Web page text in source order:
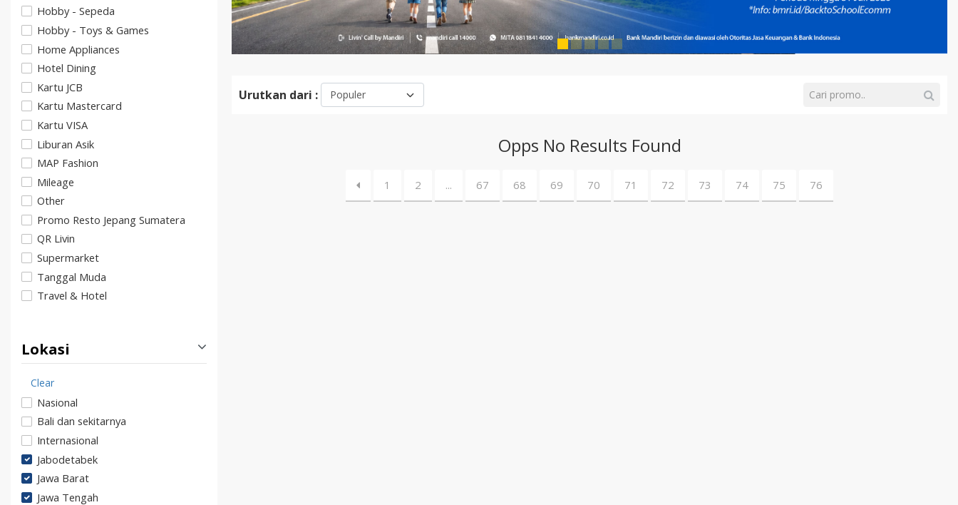
Hobby - Sepeda
Hobby - Toys & Games
Home Appliances
Hotel Dining
Kartu JCB
Kartu Mastercard
Kartu VISA
Liburan Asik
MAP Fashion
Mileage
Other
Promo Resto Jepang Sumatera
QR Livin
Supermarket
Tanggal Muda
Travel & Hotel
Lokasi
Clear
Nasional
Bali dan sekitarnya
Internasional
Jabodetabek
Jawa Barat
Jawa Tengah
Urutkan dari :
Opps No Results Found
1 2 ... 67 68 69 70 71 72 73 74 75 76